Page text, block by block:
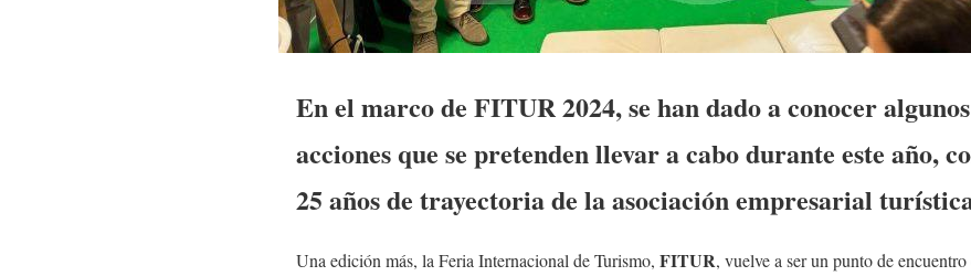
En el marco de FITUR 2024, se han dado a conocer
acciones que se pretenden llevar a cabo durante este año,
25 años de trayectoria de la asociación empresarial
Una edición más, la Feria Internacional de Turismo, FITUR, vuelve a ser un punto de